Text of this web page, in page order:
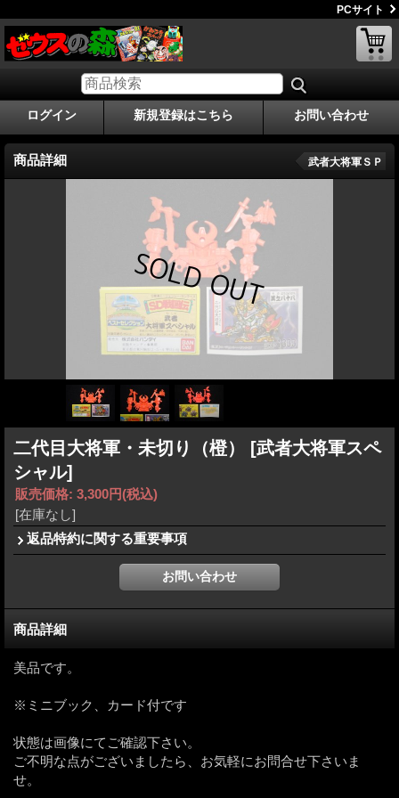
PCサイト
ログイン 新規登録はこちら お問い合わせ
商品詳細 武者大将軍ＳＰ
二代目大将軍・未切り（橙） [武者大将軍スペ
シャル]
販売価格: 3,300円(税込)
[在庫なし]
返品特約に関する重要事項
商品詳細
美品です。
※ミニブック、カード付です
状態は画像にてご確認下さい。
ご不明な点がございましたら、お気軽にお問合せ下さいま
せ。